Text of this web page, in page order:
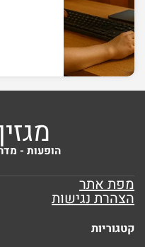
הופעות -
מפת אתר
הצהרת נגישות
קטגוריות